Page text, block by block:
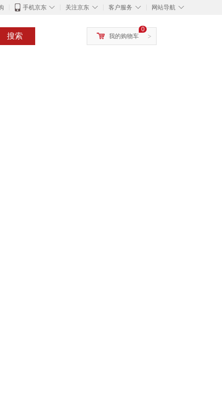
◇
手机京东 ◇
关注京东 ◇
客户服务 ◇
网站导航
搜索 >
0
我的购物车